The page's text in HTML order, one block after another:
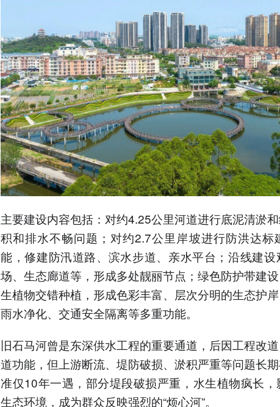
主要建设内容包括：对约4.25公里河道进行底泥清淤
积和排水不畅问题；对约2.7公里岸坡进行防洪达标
能，修建防汛道路、滨水步道、亲水平台；沿线建
场、生态廊道等，形成多处靓丽节点；绿色防护带建
生植物交错种植，形成色彩丰富、层次分明的生态护岸
雨水净化、交通安全隔离等多重功能。
旧石马河曾是东深供水工程的重要通道，后因工程改
道功能，但上游断流、堤防破损、淤积严重等问题长
准仅10年一遇，部分堤段破损严重，水生植物疯长
生态环境，成为群众反映强烈的“烦心河”。